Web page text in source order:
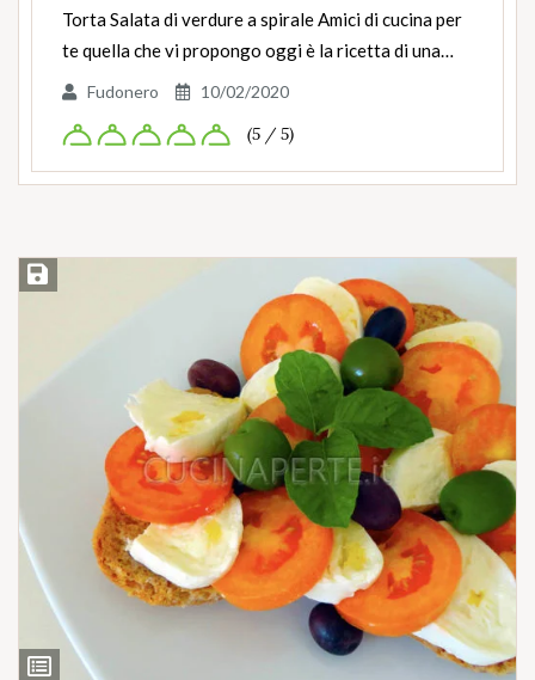
Torta Salata di verdure a spirale Amici di cucina per
te quella che vi propongo oggi è la ricetta di una…
Fudonero 10/02/2020
(5 / 5)
Ingredienti
Salva ricetta